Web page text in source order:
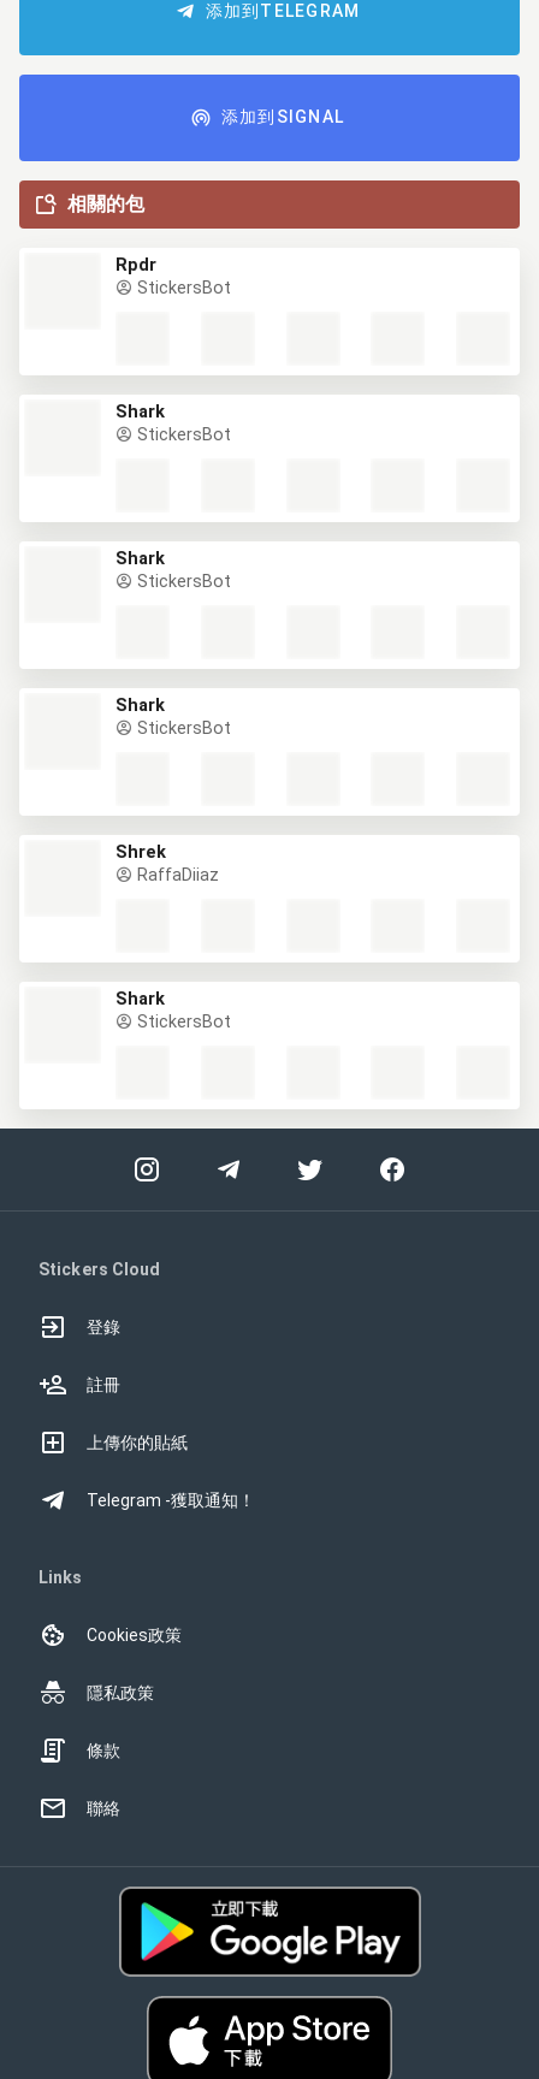
添加到TELEGRAM
添加到SIGNAL
相關的包
Rpdr
StickersBot
Shark
StickersBot
Shark
StickersBot
Shark
StickersBot
Shrek
RaffaDiiaz
Shark
StickersBot
Stickers Cloud
登錄
註冊
上傳你的貼紙
Telegram -獲取通知！
Links
Cookies政策
隱私政策
條款
聯絡